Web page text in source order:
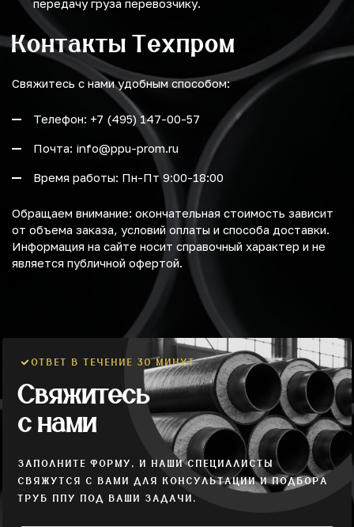
передачу груза перевозчику.
Контакты Техпром
Свяжитесь с нами удобным способом:
Телефон: +7 (495) 147-00-57
Почта: info@ppu-prom.ru
Время работы: Пн-Пт 9:00-18:00
Обращаем внимание: окончательная стоимость зависит
от объема заказа, условий оплаты и способа доставки.
Информация на сайте носит справочный характер и не
является публичной офертой.
ОТВЕТ В ТЕЧЕНИЕ 30 МИНУТ
Свяжитесь
с нами
ЗАПОЛНИТЕ ФОРМУ, И НАШИ СПЕЦИАЛИСТЫ
СВЯЖУТСЯ С ВАМИ ДЛЯ КОНСУЛЬТАЦИИ И ПОДБОРА
ТРУБ ППУ ПОД ВАШИ ЗАДАЧИ.